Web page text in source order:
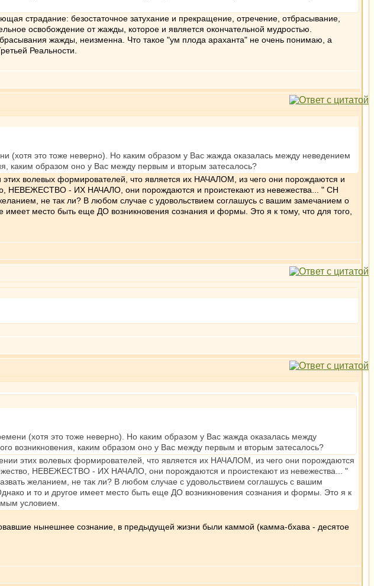
страдание: безостаточное затухание и прекращение, отречение, отбрасывание,
освобождение от жажды, которое и является окончательной мудростью.
жажды, неизменна. Что такое "ум плода араханта" не очень понимаю, а
Реальности.
(хотя это тоже неверно). Но каким образом у Вас жажда оказалась между неведением
каким образом оно у Вас между первым и вторым затесалось?
волевых формирователей, что является их НАЧАЛОМ, из чего они порождаются и
НЕВЕЖЕСТВО - ИХ НАЧАЛО, они порождаются и проистекают из невежества... " СН
не так ли? В любом случае с удовольствием соглашусь с вашим замечанием о
место быть еще ДО возникновения сознания и формы. Это я к тому, что для того,
(хотя это тоже неверно). Но каким образом у Вас жажда оказалась между
возникновения, каким образом оно у Вас между первым и вторым затесалось?
этих волевых формирователей, что является их НАЧАЛОМ, из чего они порождаются
НЕВЕЖЕСТВО - ИХ НАЧАЛО, они порождаются и проистекают из невежества... "
желанием, не так ли? В любом случае с удовольствием соглашусь с вашим
и то и другое имеет место быть еще ДО возникновения сознания и формы. Это я к
условием.
нынешнее сознание, в предыдущей жизни были каммой (камма-бхава - десятое